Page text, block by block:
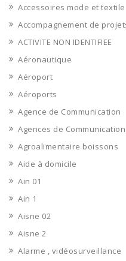
Accessoires mode et textile
Accompagnement de
ACTIVITE NON IDENTIFIEE
Aéronautique
Aéroport
Aéroports
Agence de Communication
Agences de Communication
Agroalimentaire boissons
Aide à domicile
Ain 01
Ain 1
Aisne 02
Aisne 2
Alarme , vidéosurveillance